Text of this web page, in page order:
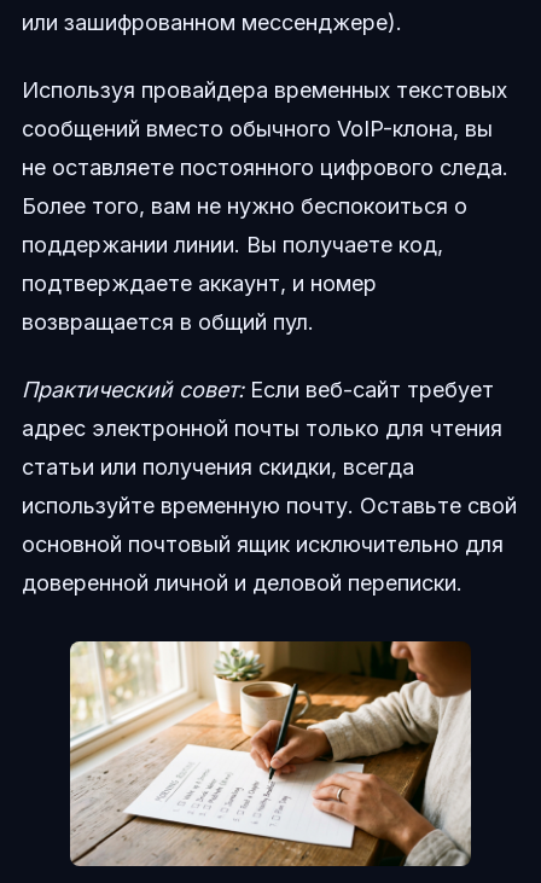
или зашифрованном мессенджере).
Используя провайдера временных текстовых
сообщений вместо обычного VoIP-клона, вы
не оставляете постоянного цифрового следа.
Более того, вам не нужно беспокоиться о
поддержании линии. Вы получаете код,
подтверждаете аккаунт, и номер
возвращается в общий пул.
Практический совет:Если веб-сайт требует
адрес электронной почты только для чтения
статьи или получения скидки, всегда
используйте временную почту. Оставьте свой
основной почтовый ящик исключительно для
доверенной личной и деловой переписки.